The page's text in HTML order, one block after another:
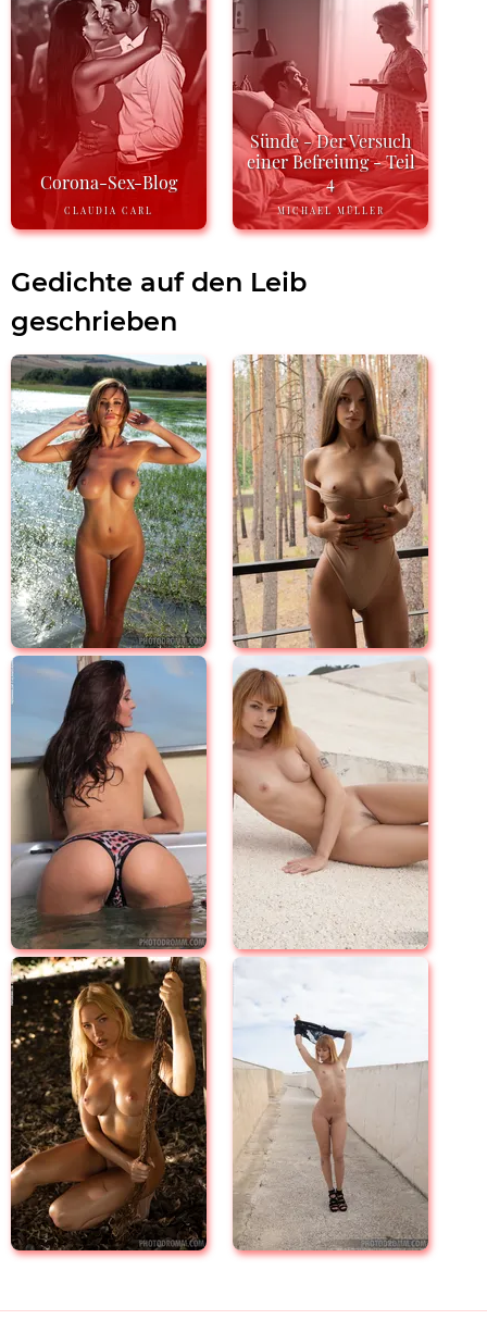
Corona-Sex-Blog
CLAUDIA CARL
Sünde - Der Versuch
einer Befreiung - Teil
4
MICHAEL MÜLLER
Gedichte auf den Leib
geschrieben